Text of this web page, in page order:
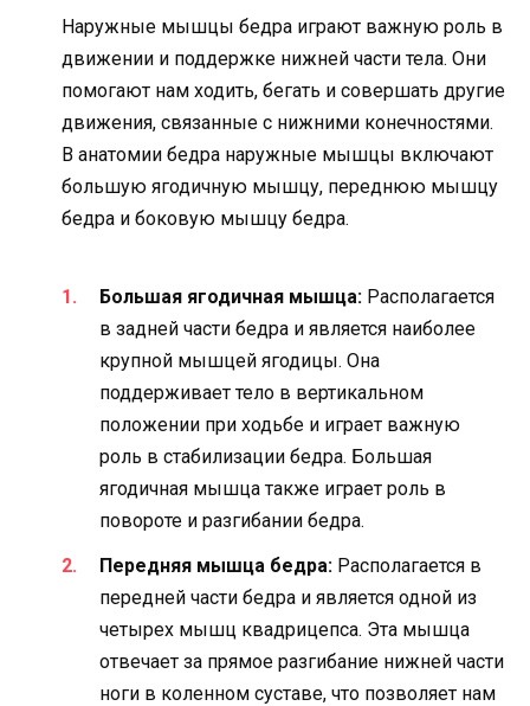
Наружные мышцы бедра играют важную роль в
движении и поддержке нижней части тела. Они
помогают нам ходить, бегать и совершать другие
движения, связанные с нижними конечностями.
В анатомии бедра наружные мышцы включают
большую ягодичную мышцу, переднюю мышцу
бедра и боковую мышцу бедра.
Большая ягодичная мышца: Располагается
в задней части бедра и является наиболее
крупной мышцей ягодицы. Она
поддерживает тело в вертикальном
положении при ходьбе и играет важную
роль в стабилизации бедра. Большая
ягодичная мышца также играет роль в
повороте и разгибании бедра.
Передняя мышца бедра: Располагается в
передней части бедра и является одной из
четырех мышц квадрицепса. Эта мышца
отвечает за прямое разгибание нижней части
ноги в коленном суставе, что позволяет нам